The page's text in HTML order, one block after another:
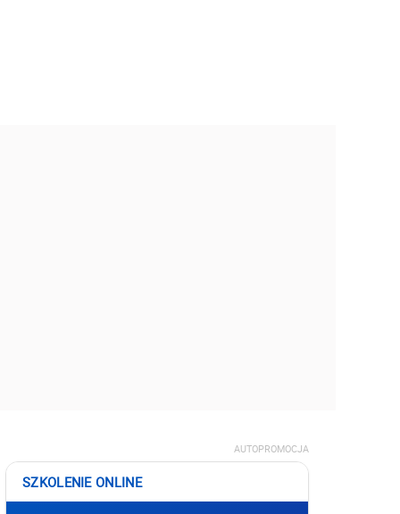
AUTOPROMOCJA
SZKOLENIE ONLINE